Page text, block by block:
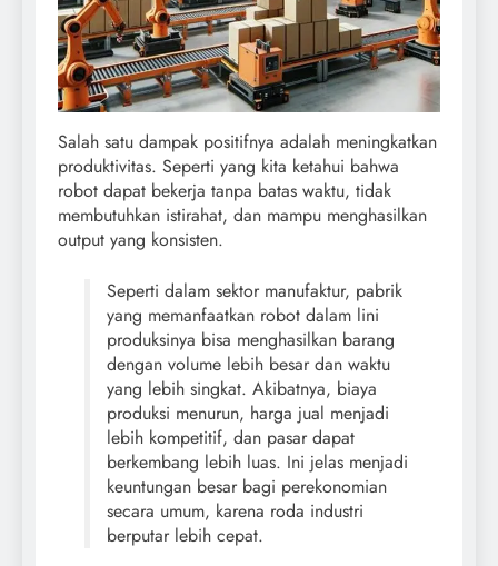
Salah satu dampak positifnya adalah meningkatkan
produktivitas. Seperti yang kita ketahui bahwa
robot dapat bekerja tanpa batas waktu, tidak
membutuhkan istirahat, dan mampu menghasilkan
output yang konsisten.
Seperti dalam sektor manufaktur, pabrik
yang memanfaatkan robot dalam lini
produksinya bisa menghasilkan barang
dengan volume lebih besar dan waktu
yang lebih singkat. Akibatnya, biaya
produksi menurun, harga jual menjadi
lebih kompetitif, dan pasar dapat
berkembang lebih luas. Ini jelas menjadi
keuntungan besar bagi perekonomian
secara umum, karena roda industri
berputar lebih cepat.